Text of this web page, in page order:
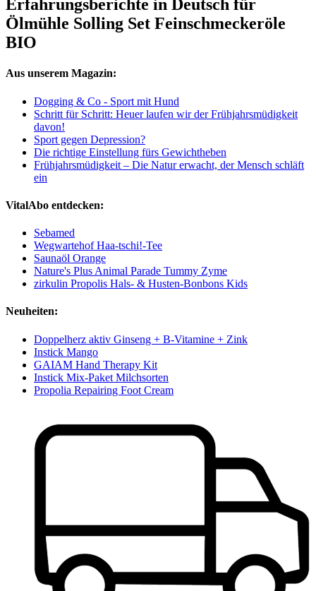
Erfahrungsberichte in Deutsch für
Ölmühle Solling Set Feinschmeckeröle
BIO
Aus unserem Magazin:
Dogging & Co - Sport mit Hund
Schritt für Schritt: Heuer laufen wir der Frühjahrsmüdigkeit
davon!
Sport gegen Depression?
Die richtige Einstellung fürs Gewichtheben
Frühjahrsmüdigkeit – Die Natur erwacht, der Mensch schläft
ein
VitalAbo entdecken:
Sebamed
Wegwartehof Haa-tschi!-Tee
Saunaöl Orange
Nature's Plus Animal Parade Tummy Zyme
zirkulin Propolis Hals- & Husten-Bonbons Kids
Neuheiten:
Doppelherz aktiv Ginseng + B-Vitamine + Zink
Instick Mango
GAIAM Hand Therapy Kit
Instick Mix-Paket Milchsorten
Propolia Repairing Foot Cream